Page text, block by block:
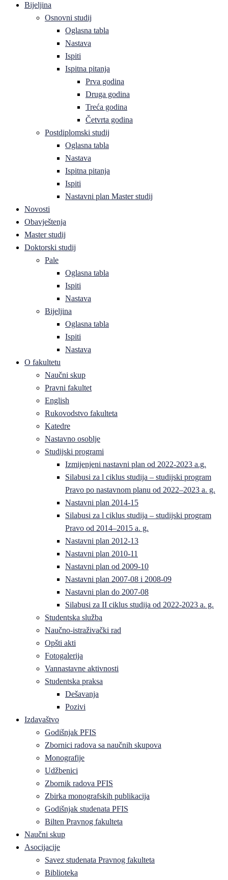
Bijeljina
Osnovni studij
Oglasna tabla
Nastava
Ispiti
Ispitna pitanja
Prva godina
Druga godina
Treća godina
Četvrta godina
Postdiplomski studij
Oglasna tabla
Nastava
Ispitna pitanja
Ispiti
Nastavni plan Master studij
Novosti
Obavještenja
Master studij
Doktorski studij
Pale
Oglasna tabla
Ispiti
Nastava
Bijeljina
Oglasna tabla
Ispiti
Nastava
O fakultetu
Naučni skup
Pravni fakultet
English
Rukovodstvo fakulteta
Katedre
Nastavno osoblje
Studijski programi
Izmijenjeni nastavni plan od 2022-2023 a.g.
Silabusi za l ciklus studija – studijski program
Pravo po nastavnom planu od 2022–2023 a. g.
Nastavni plan 2014-15
Silabusi za l ciklus studija – studijski program
Pravo od 2014–2015 a. g.
Nastavni plan 2012-13
Nastavni plan 2010-11
Nastavni plan od 2009-10
Nastavni plan 2007-08 i 2008-09
Nastavni plan do 2007-08
Silabusi za II ciklus studija od 2022-2023 a. g.
Studentska služba
Naučno-istraživački rad
Opšti akti
Fotogalerija
Vannastavne aktivnosti
Studentska praksa
Dešavanja
Pozivi
Izdavaštvo
Godišnjak PFIS
Zbornici radova sa naučnih skupova
Monografije
Udžbenici
Zbornik radova PFIS
Zbirka monografskih publikacija
Godišnjak studenata PFIS
Bilten Pravnog fakulteta
Naučni skup
Asocijacije
Savez studenata Pravnog fakulteta
Biblioteka